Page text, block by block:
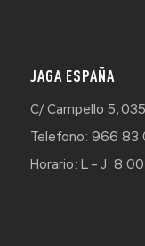
JAGA ESPAÑA
C/ Campello 5,
Telefono: 966 83
Horario: L – J: